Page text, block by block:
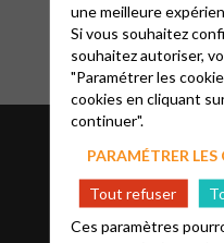
une meilleure
Si vous souhaitez
souhaitez autoriser,
"Paramétrer les
cookies en cliquant
continuer".
PARAMÉTRER
Tout refuser
Ces paramètres